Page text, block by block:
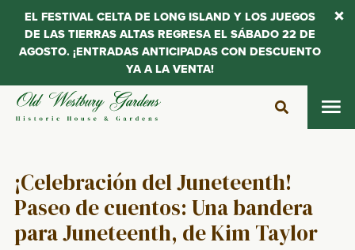
Saltar
¡Celebración del Juneteenth!
Paseo de cuentos: Una bandera
para Juneteenth, de Kim Taylor
EL FESTIVAL CELTA DE LONG ISLAND Y LOS JUEGOS
DE LAS TIERRAS ALTAS REGRESA EL SÁBADO 22 DE
AGOSTO. ¡ENTRADAS ANTICIPADAS CON DESCUENTO
YA A LA VENTA!